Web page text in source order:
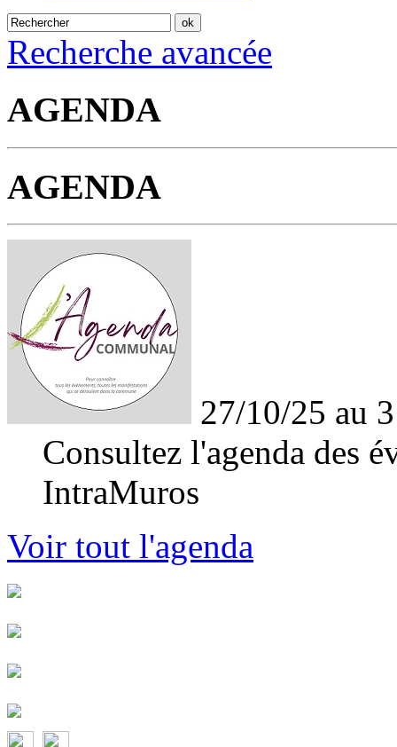
Recherche avancée
AGENDA
AGENDA
27/10/25 au
Consultez l'agenda des
IntraMuros
Voir tout l'agenda